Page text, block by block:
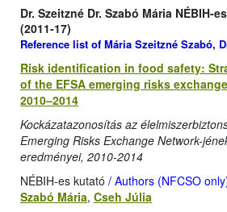
Dr. Szeitzné Dr. Szabó Mária NÉBIH-
(2011-17)
Reference list of Mária Szeitzné Szabó,
Risk identification in food safety:
of the EFSA emerging risks
2010–2014
Kockázatazonosítás az
Emerging Risks Exchange Network-
eredményei, 2010-2014
NÉBIH-es kutató / Authors (NFCSO
Szabó Mária, Cseh Júlia